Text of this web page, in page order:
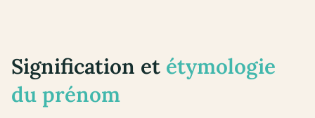
Signification et étymologie
du prénom